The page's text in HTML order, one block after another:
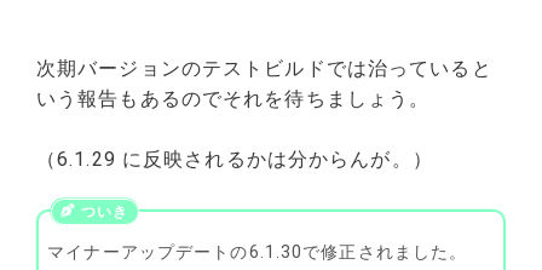
次期バージョンのテストビルドでは治っていると
いう報告もあるのでそれを待ちましょう。
（6.1.29 に反映されるかは分からんが。）
マイナーアップデートの6.1.30で修正されました。